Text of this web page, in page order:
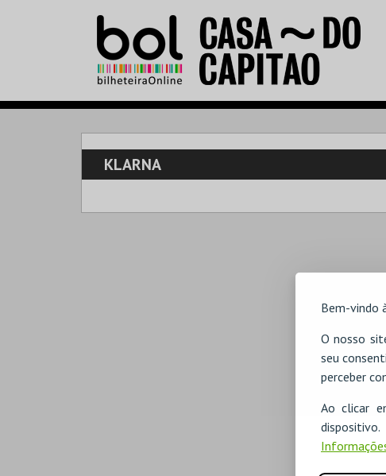
Bem-vindo
O nosso
seu
perceber
Ao clicar
KLARNA